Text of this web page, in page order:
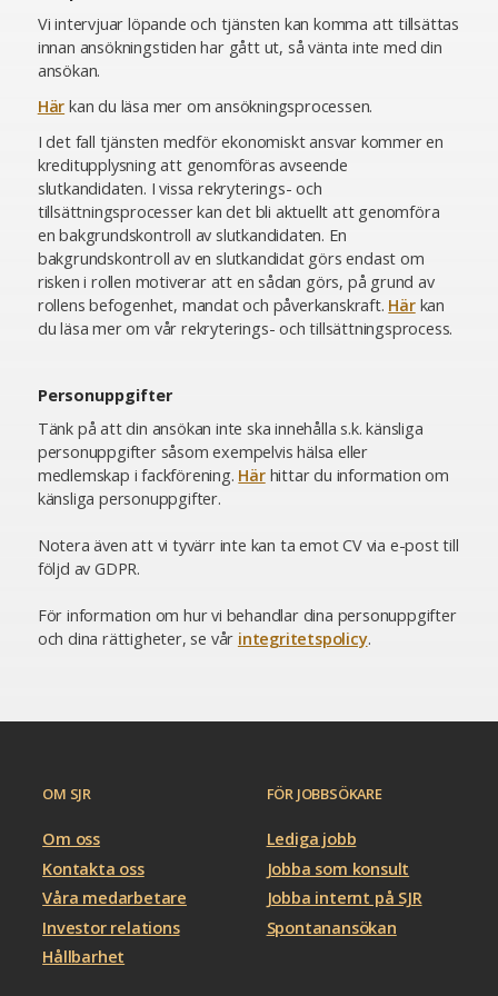
Vi intervjuar löpande och tjänsten kan komma att tillsättas
innan ansökningstiden har gått ut, så vänta inte med din
ansökan.
Här kan du läsa mer om ansökningsprocessen.
I det fall tjänsten medför ekonomiskt ansvar kommer en
kreditupplysning att genomföras avseende
slutkandidaten. I vissa rekryterings- och
tillsättningsprocesser kan det bli aktuellt att genomföra
en bakgrundskontroll av slutkandidaten. En
bakgrundskontroll av en slutkandidat görs endast om
risken i rollen motiverar att en sådan görs, på grund av
rollens befogenhet, mandat och påverkanskraft. Härkan
du läsa mer om vår rekryterings- och tillsättningsprocess.
Personuppgifter
Tänk på att din ansökan inte ska innehålla s.k. känsliga
personuppgifter såsom exempelvis hälsa eller
medlemskap i fackförening. Härhittar du information om
känsliga personuppgifter.
Notera även att vi tyvärr inte kan ta emot CV via e-post till
följd av GDPR.
För information om hur vi behandlar dina personuppgifter
och dina rättigheter, se vår integritetspolicy.
OM SJR
Om oss
Kontakta oss
Våra medarbetare
Investor relations
Hållbarhet
FÖR JOBBSÖKARE
Lediga jobb
Jobba som konsult
Jobba internt på SJR
Spontanansökan